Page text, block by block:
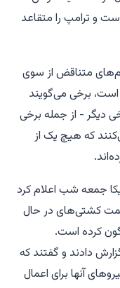
و ترامپ را متقاعد
متناقض از سوی
برخی می‌گویند
دیگر - از جمله برخی
که هیچ یک از
جمعه شب اعلام کرد
سمت کشتی‌های در حال
کرده است.
دادند و گفتند که
آنها برای اعمال